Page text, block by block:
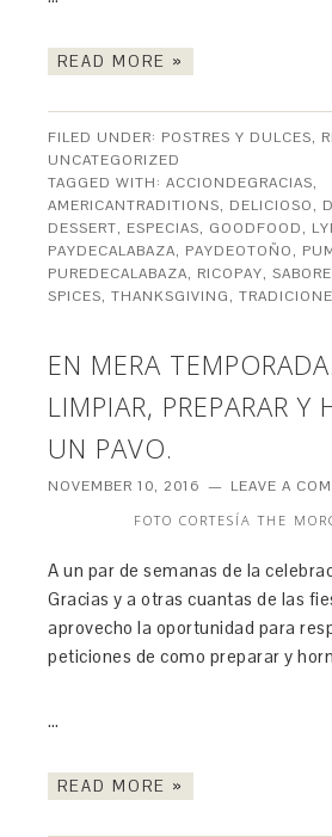
READ MORE »
FILED UNDER: POSTRES Y DULCES,
UNCATEGORIZED
TAGGED WITH:ACCIONDEGRACIAS,
AMERICANTRADITIONS, DELICIOSO,
DESSERT, ESPECIAS, GOODFOOD,
PAYDECALABAZA, PAYDEOTOÑO,
PUREDECALABAZA, RICOPAY,
SPICES,THANKSGIVING,
EN MERA
LIMPIAR, PREPARAR Y
UN PAVO.
NOVEMBER 10, 2016 LEAVE A
FOTO CORTESÍA THE
A un par de semanas de la
Gracias y a otras cuantas de las
aprovecho la oportunidad para
peticiones de como preparar y
…
READ MORE »